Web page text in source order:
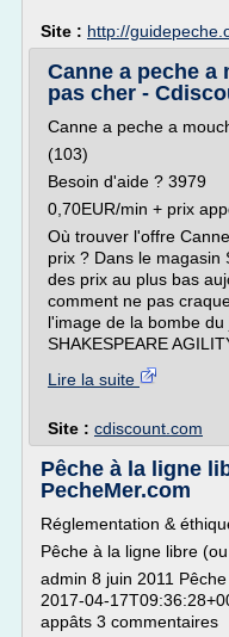
Site : http://
Canne a peche a
pas cher -
Canne a peche a
(103)
Besoin d'aide ? 3979
0,70EUR/min + prix
Où trouver l'offre
prix ? Dans le magasin
des prix au plus bas
comment ne pas
l'image de la bombe du
SHAKESPEARE
Lire la suite
Site : cdiscount.com
Pêche à la ligne
PecheMer.com
Réglementation &
Pêche à la ligne libre
admin 8 juin 2011
2017-04-
appâts 3 commentaires